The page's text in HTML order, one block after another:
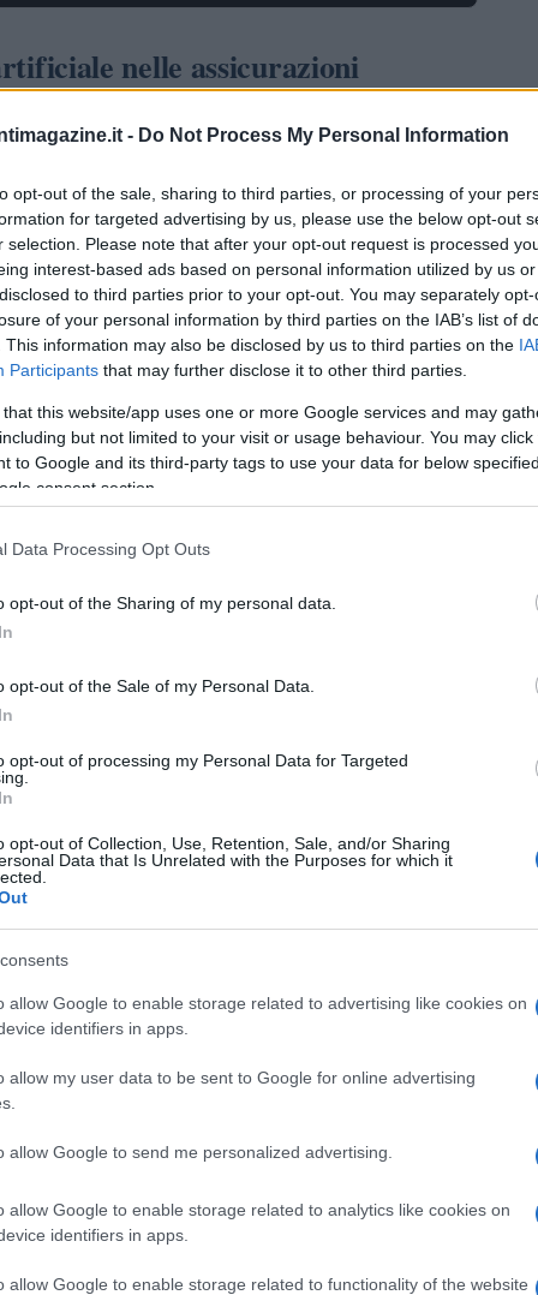
- Do Not Process My Personal Information
opt-out of the sale, sharing to third parties, or processing of your
for targeted advertising by us, please use the below opt-out
selection. Please note that after your opt-out request is processed
interest-based ads based on personal information utilized by us
to third parties prior to your opt-out. You may separately
of your personal information by third parties on the IAB’s list of
This information may also be disclosed by us to third parties on the
Participants that may further disclose it to other third parties.
that this website/app uses one or more Google services and may
but not limited to your visit or usage behaviour. You may
to Google and its third-party tags to use your data for below
consent section.
Data Processing Opt Outs
opt-out of the Sharing of my personal data.
opt-out of the Sale of my Personal Data.
opt-out of processing my Personal Data for Targeted
opt-out of Collection, Use, Retention, Sale, and/or Sharing
Data that Is Unrelated with the Purposes for which it
allow Google to enable storage related to advertising like cookies on
identifiers in apps.
allow my user data to be sent to Google for online advertising
allow Google to send me personalized advertising.
allow Google to enable storage related to analytics like cookies on
identifiers in apps.
allow Google to enable storage related to functionality of the website
nelle assicurazioni
ha iniziato a giocare un ruolo cruciale in vari
l’aumento della digitalizzazione e la crescente
stanno adottando tecnologie avanzate per migliorare
esplorerà come l’IA sta cambiando il
e efficienza.
assicurativo
dalla gestione dei sinistri alla
predittiva, le compagnie possono valutare i
più equa e personalizzata. Inoltre, l’uso
del cliente, fornendo risposte rapide e
nel settore assicurativo presenta anche delle
legate alla privacy dei dati e alla sicurezza
le tecnologie siano utilizzate in modo etico e
le aziende possono superare questi ostacoli e